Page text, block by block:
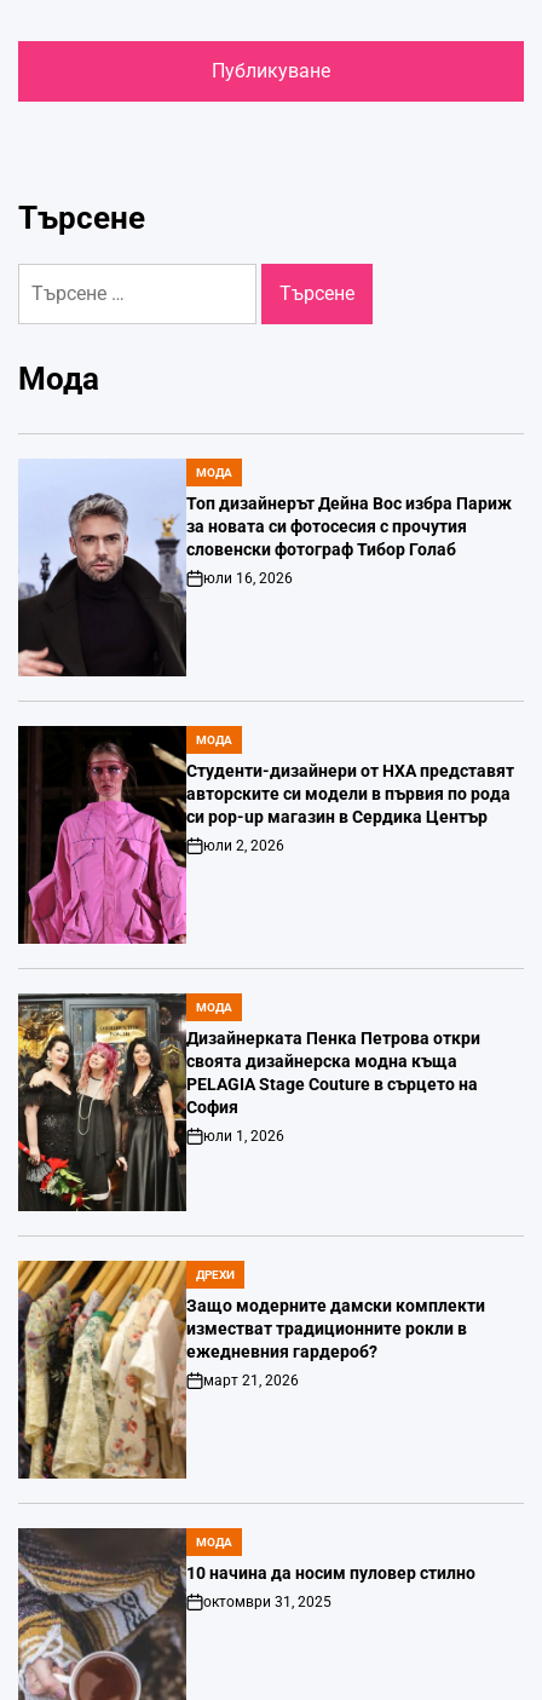
Търсене
за:
Мода
POSTED
IN
МОДА
Топ дизайнерът Дейна Вос избра Париж
за новата си фотосесия с прочутия
словенски фотограф Тибор Голаб
Post
Date
юли 16, 2026
POSTED
IN
МОДА
Студенти-дизайнери от НХА представят
авторските си модели в първия по рода
си pop-up магазин в Сердика Център
Post
юли 2, 2026
POSTED
IN
МОДА
Дизайнерката Пенка Петрова откри
своята дизайнерска модна къща
PELAGIA Stage Couture в сърцето на
София
Post
Date
юли 1, 2026
POSTED
IN
ДРЕХИ
Защо модерните дамски комплекти
изместват традиционните рокли в
ежедневния гардероб?
Post
Date
март 21, 2026
POSTED
IN
МОДА
10 начина да носим пуловер стилно
Post
октомври 31, 2025